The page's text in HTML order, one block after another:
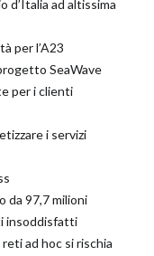
d’Italia ad altissima
per l’A23
SeaWave
per i clienti
i servizi
da 97,7 milioni
insoddisfatti
ad hoc si rischia